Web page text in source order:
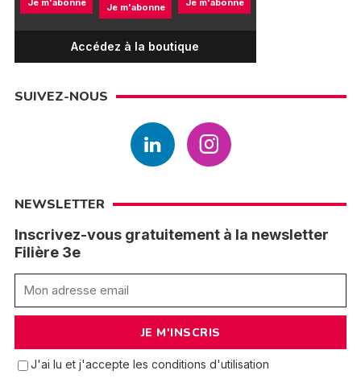
Je m'abonne Je m'abonne Je m'abonne
Accédez à la boutique
SUIVEZ-NOUS
NEWSLETTER
Inscrivez-vous gratuitement à la newsletter
Filière 3e
J'ai lu et j'accepte les conditions d'utilisation